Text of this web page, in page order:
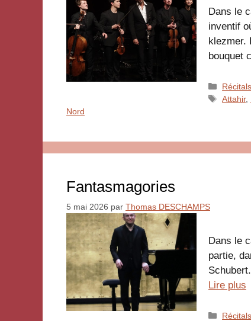
Dans le
inventif
klezmer.
bouquet
Attahir,
Nord
Fantasmagories
5 mai 2026 par Thomas DESCHAMPS
Dans le
partie,
Lire plus